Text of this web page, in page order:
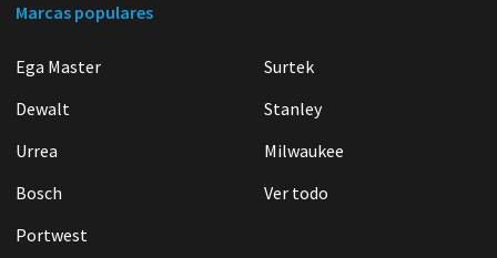
Marcas populares
Ega Master
Dewalt
Urrea
Bosch
Portwest
Surtek
Stanley
Milwaukee
Ver todo